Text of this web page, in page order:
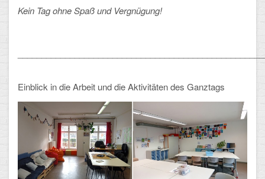
Kein Tag ohne Spaß und Vergnügung!
Einblick in die Arbeit und die Aktivitäten des Ganztags